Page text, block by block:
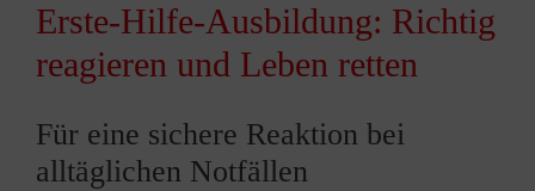
Erste-Hilfe-Ausbildung: Richtig
reagieren und Leben retten
Für eine sichere Reaktion bei
alltäglichen Notfällen